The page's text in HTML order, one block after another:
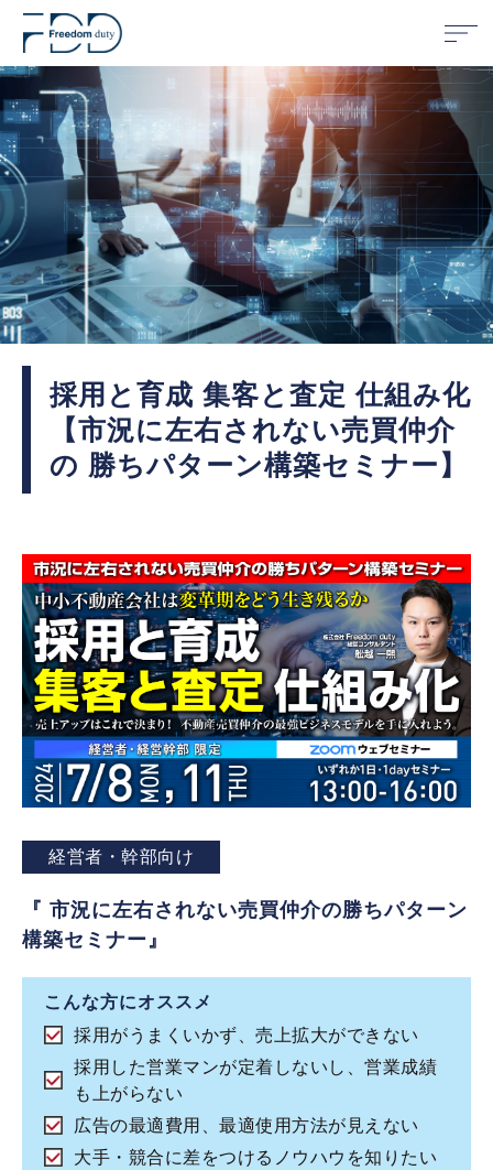
採用と育成 集客と査定 仕組み化
【市況に左右されない売買仲介
の 勝ちパターン構築セミナー】
経営者・幹部向け
『 市況に左右されない売買仲介の勝ちパターン
構築セミナー』
こんな方にオススメ
採用がうまくいかず、売上拡大ができない
採用した営業マンが定着しないし、営業成績
も上がらない
広告の最適費用、最適使用方法が見えない
大手・競合に差をつけるノウハウを知りたい